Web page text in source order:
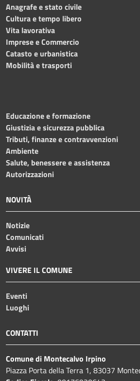
Anagrafe e stato civile
Cultura e tempo libero
Vita lavorativa
Imprese e Commercio
Catasto e urbanistica
Mobilità e trasporti
Educazione e formazione
Giustizia e sicurezza pubblica
Tributi, finanze e contravvenzioni
Ambiente
Salute, benessere e assistenza
Autorizzazioni
NOVITÀ
Notizie
Comunicati
Avvisi
VIVERE IL COMUNE
Eventi
Luoghi
CONTATTI
Comune di Montecalvo Irpino
Piazza Porta della Terra 1, 83037